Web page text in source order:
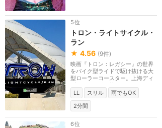
5位
トロン・ライトサイクル・
ラン
★ 4.56 (9件)
映画『トロン：レガシー』の世界
をバイク型ライドで駆け抜ける大
型ローラーコースター。上海ディ
ズニーランドに続...
LL
スリル
雨でもOK
2分間
6位